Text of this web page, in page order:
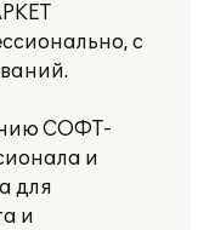
с
СОФТ-
и
для
и